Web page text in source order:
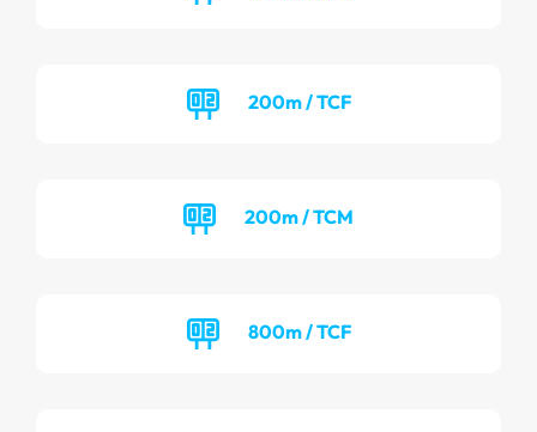
200m / TCF
200m / TCM
800m / TCF